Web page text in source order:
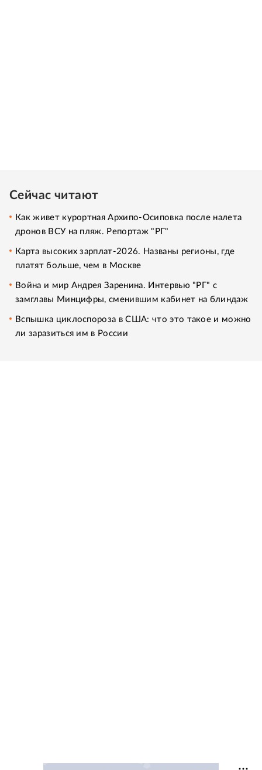
Сейчас читают
Как живет курортная Архипо-Осиповка после налета
дронов ВСУ на пляж. Репортаж "РГ"
Карта высоких зарплат-2026. Названы регионы, где
платят больше, чем в Москве
Война и мир Андрея Заренина. Интервью "РГ" с
замглавы Минцифры, сменившим кабинет на блиндаж
Вспышка циклоспороза в США: что это такое и можно
ли заразиться им в России